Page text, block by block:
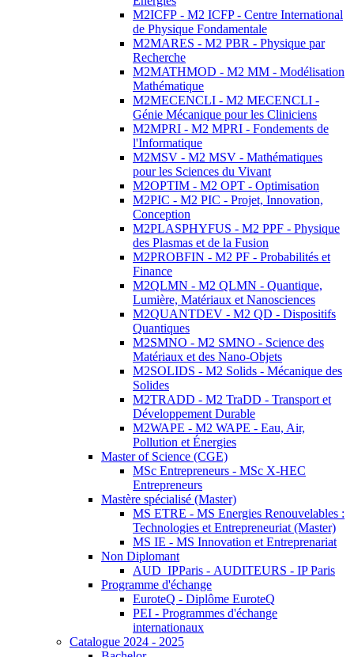
M2ICFP - M2 ICFP - Centre International
de Physique Fondamentale
M2MARES - M2 PBR - Physique par
Recherche
M2MATHMOD - M2 MM - Modélisation
Mathématique
M2MECENCLI - M2 MECENCLI -
Génie Mécanique pour les Cliniciens
M2MPRI - M2 MPRI - Fondements de
l'Informatique
M2MSV - M2 MSV - Mathématiques
pour les Sciences du Vivant
M2OPTIM - M2 OPT - Optimisation
M2PIC - M2 PIC - Projet, Innovation,
Conception
M2PLASPHYFUS - M2 PPF - Physique
des Plasmas et de la Fusion
M2PROBFIN - M2 PF - Probabilités et
Finance
M2QLMN - M2 QLMN - Quantique,
Lumière, Matériaux et Nanosciences
M2QUANTDEV - M2 QD - Dispositifs
Quantiques
M2SMNO - M2 SMNO - Science des
Matériaux et des Nano-Objets
M2SOLIDS - M2 Solids - Mécanique des
Solides
M2TRADD - M2 TraDD - Transport et
Développement Durable
M2WAPE - M2 WAPE - Eau, Air,
Pollution et Énergies
Master of Science (CGE)
MSc Entrepreneurs - MSc X-HEC
Entrepreneurs
Mastère spécialisé (Master)
MS ETRE - MS Energies Renouvelables :
Technologies et Entrepreneuriat (Master)
MS IE - MS Innovation et Entreprenariat
Non Diplomant
AUD_IPParis - AUDITEURS - IP Paris
Programme d'échange
EuroteQ - Diplôme EuroteQ
PEI - Programmes d'échange
internationaux
Catalogue 2024 - 2025